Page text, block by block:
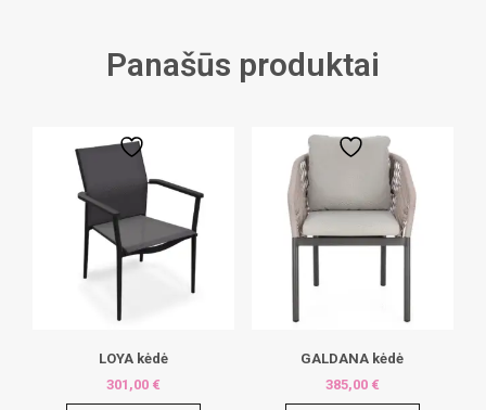
Panašūs produktai
LOYA kėdė
301,00 €
GALDANA kėdė
385,00 €